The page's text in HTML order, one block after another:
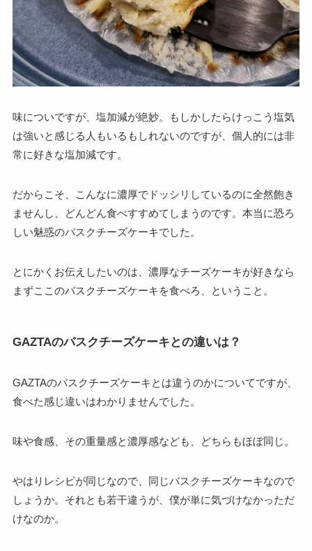
味についですが、塩加減が絶妙。もしかしたらけっこう塩気
は強いと感じる人もいるもしれないのですが、個人的には非
常に好きな塩加減です。
だからこそ、こんなに濃厚でドッシリしているのに全然飽き
ませんし、どんどん食べすすめてしまうのです。本当に恐ろ
しい魅惑のバスクチーズケーキでした。
とにかくお伝えしたいのは、 濃厚なチーズケーキが好きなら
まずここのバスクチーズケーキを食べろ、
ということ。
GAZTAのバスクチーズケーキとの違いは？
GAZTAのバスクチーズケーキとは違うのかについてですが、
食べた感じ違いはわかりませんでした。
味や食感、その重量感と濃厚感なども、どちらもほぼ同じ。
やはりレシピが同じなので、同じバスクチーズケーキなので
しょうか。それとも若干違うが、僕が単に気づけなかっただ
けなのか。